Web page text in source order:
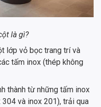
là gì?
lớp vỏ bọc trang trí và
tấm inox (thép không
thành từ những tấm inox
và inox 201), trải qua